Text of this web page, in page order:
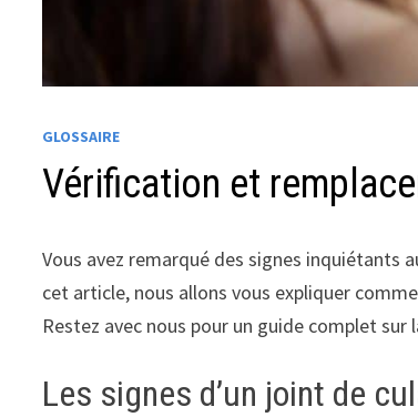
GLOSSAIRE
Vérification et
Vous avez remarqué des signes inquiétants
cet article, nous allons vous expliquer
Restez avec nous pour un guide complet
Les signes d’un joint de